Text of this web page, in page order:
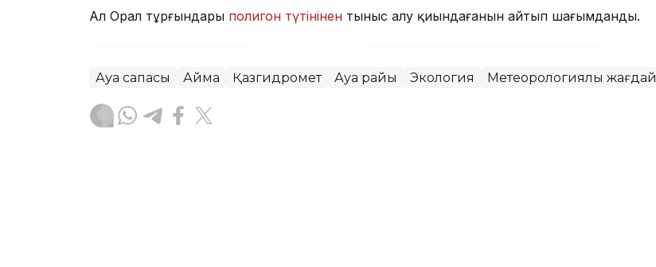
Ал Орал тұрғындары полигон түтінінен тыныс алу қиындағанын айтып шағымданды.
Ауа сапасы Аймақ Қазгидромет Ауа райы Экология Метеорологиялық жағдай